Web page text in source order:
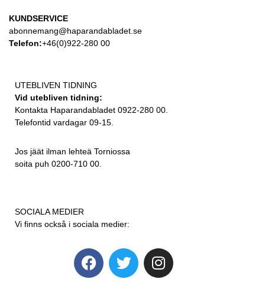
KUNDSERVICE
abonnemang@haparandabladet.se
Telefon:+46(0)922-280 00
UTEBLIVEN TIDNING
Vid utebliven tidning:
Kontakta Haparandabladet 0922-280 00.
Telefontid vardagar 09-15.
Jos jäät ilman lehteä Torniossa
soita puh 0200-710 00.
SOCIALA MEDIER
Vi finns också i sociala medier: